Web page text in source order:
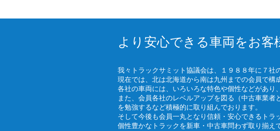
より安心できる車両をお客
我々トラックサミット協議会は、１９８８年に７社
現在では、北は北海道から南は九州までの会員で構
各社の車両には、いろいろな特色や個性などがあり
また、会員各社のレベルアップを図る（中古車業
を勉強するなど積極的に取り組んでおります。
そして今後も会員一丸となり信頼・安心できるトラ
個性豊かなトラックを新車・中古車問わず取り揃え